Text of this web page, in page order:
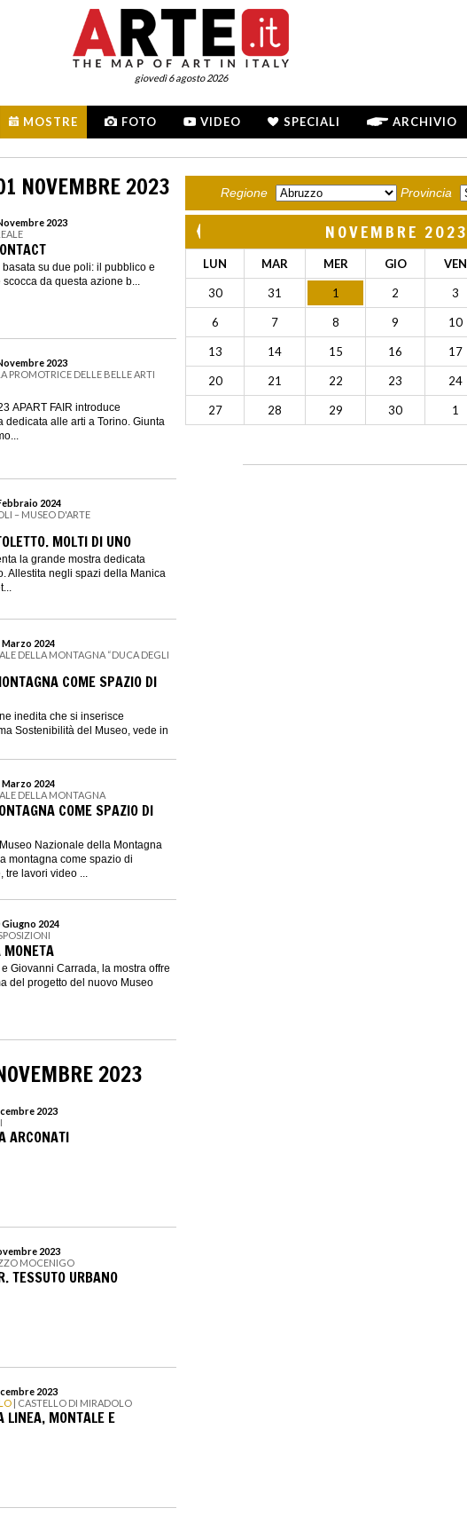
giovedì 6 agosto 2026
MOSTRE FOTO VIDEO SPECIALI ARCHIVIO
NOVEMBRE 2023
2023
basata su due poli: il pubblico e
da questa azione b...
2023
PROMOTRICE DELLE BELLE ARTI
APART FAIR introduce
dedicata alle arti a Torino. Giunta
2024
– MUSEO D'ARTE
MOLTI DI UNO
la grande mostra dedicata
Allestita negli spazi della Manica
Marzo 2024
DELLA MONTAGNA “DUCA DEGLI
COME SPAZIO DI
inedita che si inserisce
Sostenibilità del Museo, vede in
Marzo 2024
DELLA MONTAGNA
COME SPAZIO DI
Nazionale della Montagna
montagna come spazio di
lavori video ...
Giugno 2024
MONETA
Giovanni Carrada, la mostra offre
del progetto del nuovo Museo
2023
2023
ARCONATI
2023
MOCENIGO
TESSUTO URBANO
2023
| CASTELLO DI MIRADOLO
LINEA, MONTALE E
Regione Provincia
NOVEMBRE 2023
LUN MAR MER GIO VEN
30 31 1 2 3
6 7 8 9 10
13 14 15 16 17
20 21 22 23 24
27 28 29 30 1